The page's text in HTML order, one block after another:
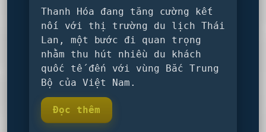
Thanh Hóa đang tăng cường kết
nối với thị trường du lịch Thái
Lan, một bước đi quan trọng
nhằm thu hút nhiều du khách
quốc tế đến với vùng Bắc Trung
Bộ của Việt Nam.
Đọc thêm